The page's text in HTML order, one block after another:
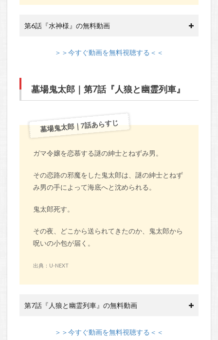
第6話『水神様』の無料動画
＞＞今すぐ動画を無料視聴する＜＜
墓場鬼太郎｜第7話『人狼と幽霊列車』
墓場鬼太郎｜7話あらすじ
ガマ令嬢を恋慕する謎の紳士とねずみ男。
その恋路の邪魔をした鬼太郎は、謎の紳士とねず
み男の手によって海底へと沈められる。
鬼太郎死す。
その夜、どこから送られてきたのか、鬼太郎から
呪いの小包が届く。
出典：U-NEXT
第7話『人狼と幽霊列車』の無料動画
＞＞今すぐ動画を無料視聴する＜＜